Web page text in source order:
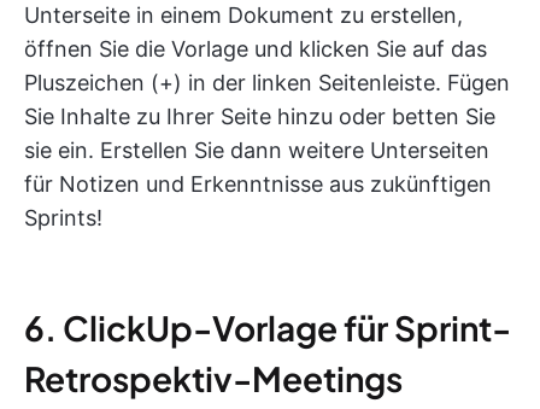
Unterseite in einem Dokument zu erstellen,
öffnen Sie die Vorlage und klicken Sie auf das
Pluszeichen (+) in der linken Seitenleiste. Fügen
Sie Inhalte zu Ihrer Seite hinzu oder betten Sie
sie ein. Erstellen Sie dann weitere Unterseiten
für Notizen und Erkenntnisse aus zukünftigen
Sprints!
6. ClickUp-Vorlage für Sprint-
Retrospektiv-Meetings